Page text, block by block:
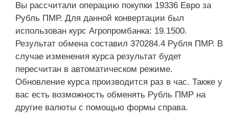
Вы рассчитали операцию покупки 19336 Евро за
Рубль ПМР. Для данной конвертации был
использован курс Агропромбанка: 19.1500.
Результат обмена составил 370284.4 Рубля ПМР. В
случае изменения курса результат будет
пересчитан в автоматическом режиме.
Обновление курса производится раз в час. Также у
вас есть возможность обменять Рубль ПМР на
другие валюты с помощью формы справа.